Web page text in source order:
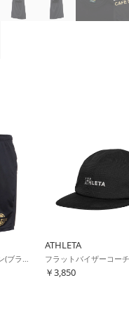
ATHLETA
￥3,850